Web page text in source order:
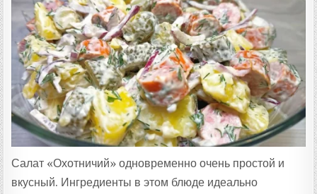
Р
Е
Ц
Е
П
Т
А
:
Ы
:
Салат «Охотничий» одновременно очень простой и
вкусный. Ингредиенты в этом блюде идеально